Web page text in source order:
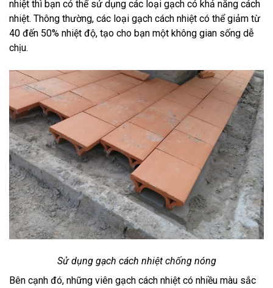
nhiệt thì bạn có thể sử dụng các loại gạch có khả năng cách
nhiệt. Thông thường, các loại gạch cách nhiệt có thể giảm từ
40 đến 50% nhiệt độ, tạo cho bạn một không gian sống dễ
chịu.
Sử dụng gạch cách nhiệt chống nóng
Bên cạnh đó, những viên gạch cách nhiệt có nhiều màu sắc